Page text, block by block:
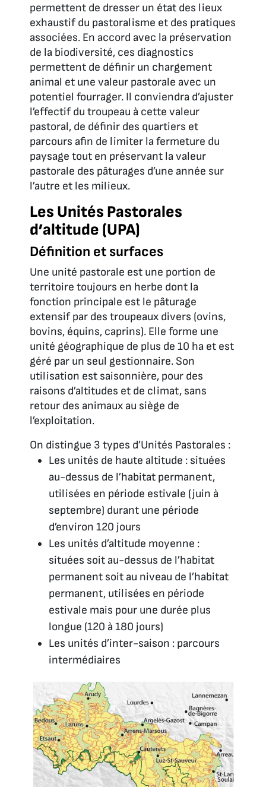
permettent de dresser un état des lieux
exhaustif du pastoralisme et des pratiques
associées. En accord avec la préservation
de la biodiversité, ces diagnostics
permettent de définir un chargement
animal et une valeur pastorale avec un
potentiel fourrager. Il conviendra d’ajuster
l’effectif du troupeau à cette valeur
pastoral, de définir des quartiers et
parcours afin de limiter la fermeture du
paysage tout en préservant la valeur
pastorale des pâturages d’une année sur
l’autre et les milieux.
Les Unités Pastorales
d’altitude (UPA)
Définition et surfaces
Une unité pastorale est une portion de
territoire toujours en herbe dont la
fonction principale est le pâturage
extensif par des troupeaux divers (ovins,
bovins, équins, caprins). Elle forme une
unité géographique de plus de 10 ha et est
géré par un seul gestionnaire. Son
utilisation est saisonnière, pour des
raisons d’altitudes et de climat, sans
retour des animaux au siège de
l’exploitation.
On distingue 3 types d’Unités Pastorales :
Les unités de haute altitude : situées
au-dessus de l’habitat permanent,
utilisées en période estivale (juin à
septembre) durant une période
d’environ 120 jours
Les unités d’altitude moyenne :
situées soit au-dessus de l’habitat
permanent soit au niveau de l’habitat
permanent, utilisées en période
estivale mais pour une durée plus
longue (120 à 180 jours)
Les unités d’inter-saison : parcours
intermédiaires